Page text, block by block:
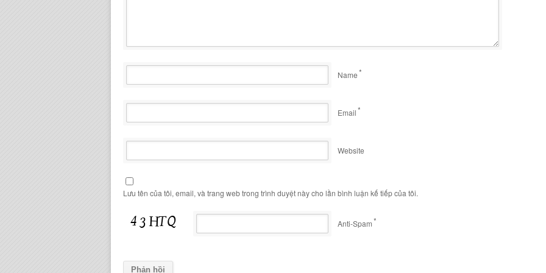
Name*
Email*
Website
Lưu tên của tôi, email, và trang web trong trình duyệt này cho lần bình luận kế tiếp của tôi.
Anti-Spam*